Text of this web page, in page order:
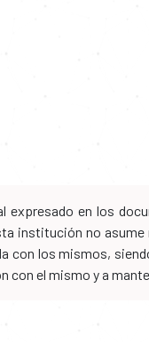
en los
institución no
con los mismos,
con el mismo y a